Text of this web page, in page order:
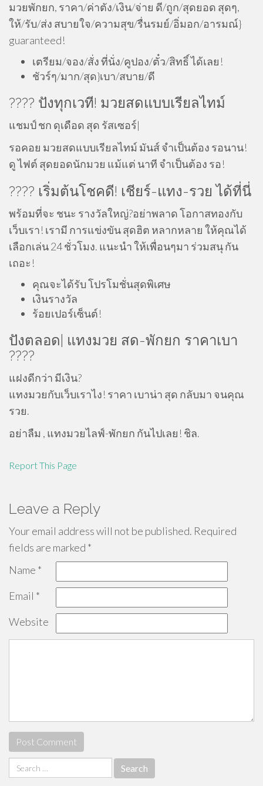
มวยพักยก, ราคา/ค่าตัง/เงิน/จ่าย ดี/ถูก/สุดยอด สุดๆ,
ให้/รับ/ส่ง สบายใจ/ความสุข/รื่นรมย์/อิ่มอก/อารมณ์}
guaranteed!
เตรียม/จอง/สั่ง ที่นั่ง/คูปอง/ตั๋ว/สิทธิ์ ได้เลย!
ชัวร์ๆ/มาก/สุด}เบา/สบาย/ดี
???? ปังทุกเวที! มวยสดแบบเรียลไทม์
แชมป์ ชก ดุเดือด สุด รัสเซอร์|
รอคอย มวยสดแบบเรียลไทม์ มันส์ จำเป็นต้อง รอนาน!
ดู ไฟต์ สุดยอดนักมวย แม้แต่ นาที จำเป็นต้อง รอ!
???? เริ่มต้นโชคดี! เชียร์-แทง-รวย ได้ที่นี่
พร้อมที่จะ ชนะ รางวัลใหญ่?อย่าพลาด โอกาสทองกับ
เว็บเรา! เรามี การแข่งขัน สุดฮิต หลากหลาย ให้คุณได้
เลือกเล่น 24 ชั่วโมง. แนะนำ ให้เพื่อนๆมา ร่วมสนุ กัน
เถอะ!
คุณจะได้รับ โปรโมชั่นสุดพิเศษ
เงินรางวัล
ร้อยเปอร์เซ็นต์!
ปังตลอด| แทงมวย สด-พักยก ราคาเบา
????
แฝงดีกว่า มีเงิน?
แทงมวยกับเว็บเราไง! ราคา เบาน่า สุด กลับมา จนคุณ
รวย.
อย่าลืม , แทงมวยไลฟ์-พักยก กันไปเลย! ชิล.
Report This Page
Leave a Reply
Your email address will not be published. Required
fields are marked *
Name *
Email *
Website
Search
for: